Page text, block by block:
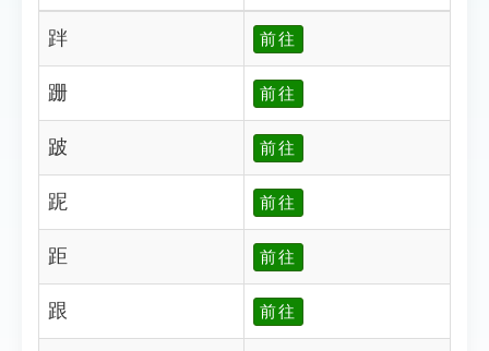
跘 前往
跚 前往
跛 前往
跜 前往
距 前往
跟 前往